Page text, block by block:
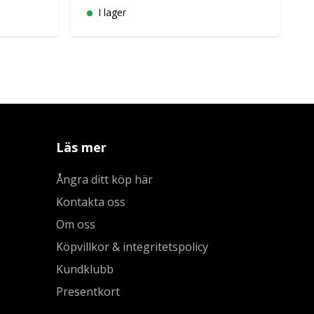
I lager
Läs mer
Ångra ditt köp här
Kontakta oss
Om oss
Köpvillkor & integritetspolicy
Kundklubb
Presentkort